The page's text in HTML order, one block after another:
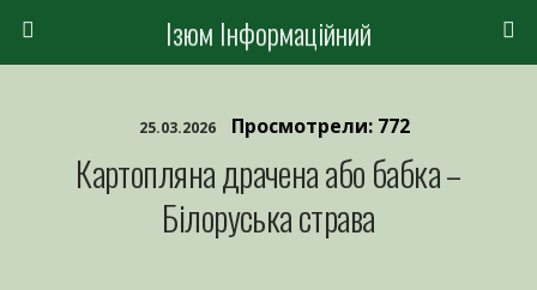
Ізюм Інформаційний
25.03.2026 Просмотрели: 772
Картопляна драчена або бабка –
Білоруська страва